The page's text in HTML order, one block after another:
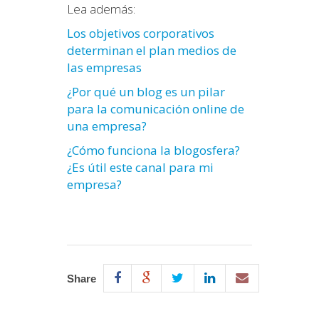
Lea además:
Los objetivos corporativos
determinan el plan medios de
las empresas
¿Por qué un blog es un pilar
para la comunicación online de
una empresa?
¿Cómo funciona la blogosfera?
¿Es útil este canal para mi
empresa?
Share